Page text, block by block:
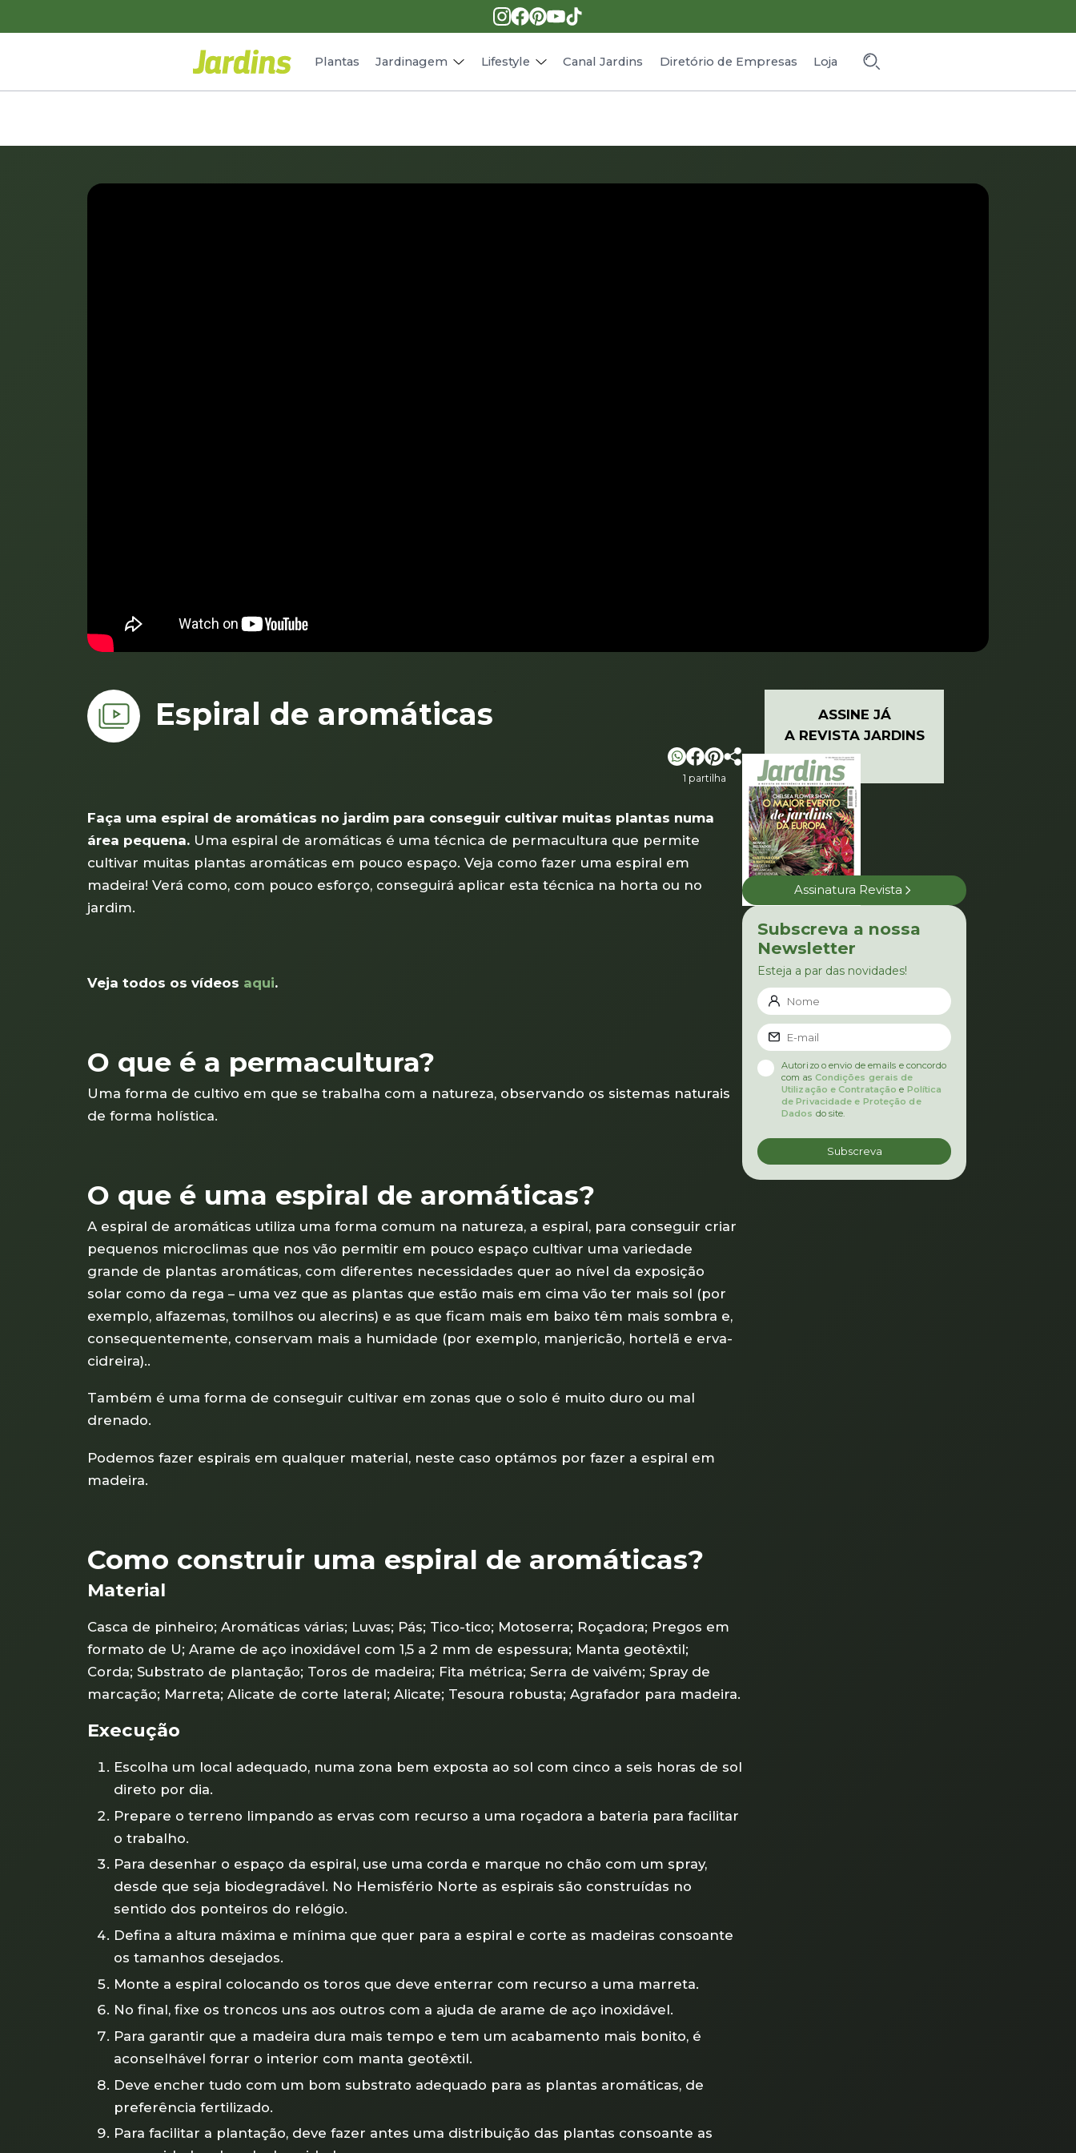
Plantas Jardinagem Lifestyle
Receitas
Canal Jardins Diretório de Empresas Loja
Espiral de aromáticas
1 partilha
Faça uma espiral de aromáticas no jardim para conseguir cultivar muitas plantas numa
área pequena. Uma espiral de aromáticas é uma técnica de permacultura que permite
cultivar muitas plantas aromáticas em pouco espaço. Veja como fazer uma espiral em
madeira! Verá como, com pouco esforço, conseguirá aplicar esta técnica na horta ou no
jardim.
Veja todos os vídeos aqui.
O que é a permacultura?
Uma forma de cultivo em que se trabalha com a natureza, observando os sistemas naturais
de forma holística.
O que é uma espiral de aromáticas?
A espiral de aromáticas utiliza uma forma comum na natureza, a espiral, para conseguir criar
pequenos microclimas que nos vão permitir em pouco espaço cultivar uma variedade
grande de plantas aromáticas, com diferentes necessidades quer ao nível da exposição
solar como da rega – uma vez que as plantas que estão mais em cima vão ter mais sol (por
exemplo, alfazemas, tomilhos ou alecrins) e as que ficam mais em baixo têm mais sombra e,
consequentemente, conservam mais a humidade (por exemplo, manjericão, hortelã e erva-
cidreira)..
Também é uma forma de conseguir cultivar em zonas que o solo é muito duro ou mal
drenado.
Podemos fazer espirais em qualquer material, neste caso optámos por fazer a espiral em
madeira.
Como construir uma espiral de aromáticas?
Material
Casca de pinheiro; Aromáticas várias; Luvas; Pás; Tico-tico; Motoserra; Roçadora; Pregos em
formato de U; Arame de aço inoxidável com 1,5 a 2 mm de espessura; Manta geotêxtil;
Corda; Substrato de plantação; Toros de madeira; Fita métrica; Serra de vaivém; Spray de
marcação; Marreta; Alicate de corte lateral; Alicate; Tesoura robusta; Agrafador para madeira.
Execução
Escolha um local adequado, numa zona bem exposta ao sol com cinco a seis horas de sol
direto por dia.
Prepare o terreno limpando as ervas com recurso a uma roçadora a bateria para facilitar
o trabalho.
Para desenhar o espaço da espiral, use uma corda e marque no chão com um spray,
desde que seja biodegradável. No Hemisfério Norte as espirais são construídas no
sentido dos ponteiros do relógio.
Defina a altura máxima e mínima que quer para a espiral e corte as madeiras consoante
os tamanhos desejados.
Monte a espiral colocando os toros que deve enterrar com recurso a uma marreta.
No final, fixe os troncos uns aos outros com a ajuda de arame de aço inoxidável.
Para garantir que a madeira dura mais tempo e tem um acabamento mais bonito, é
aconselhável forrar o interior com manta geotêxtil.
Deve encher tudo com um bom substrato adequado para as plantas aromáticas, de
preferência fertilizado.
Para facilitar a plantação, deve fazer antes uma distribuição das plantas consoante as
ASSINE JÁ
A REVISTA JARDINS
Assinatura Revista
Subscreva a nossa
Newsletter
Esteja a par das novidades!
Autorizo o envio de emails e concordo
com as Condições gerais de
Utilização e Contratação e Política
de Privacidade e Proteção de
Dados do site.